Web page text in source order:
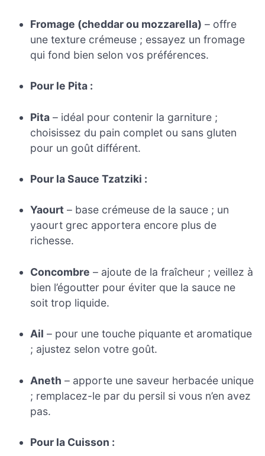
Fromage (cheddar ou mozzarella) – offre
une texture crémeuse ; essayez un fromage
qui fond bien selon vos préférences.
Pour le Pita :
Pita – idéal pour contenir la garniture ;
choisissez du pain complet ou sans gluten
pour un goût différent.
Pour la Sauce Tzatziki :
Yaourt – base crémeuse de la sauce ; un
yaourt grec apportera encore plus de
richesse.
Concombre – ajoute de la fraîcheur ; veillez à
bien l’égoutter pour éviter que la sauce ne
soit trop liquide.
Ail – pour une touche piquante et aromatique
; ajustez selon votre goût.
Aneth – apporte une saveur herbacée unique
; remplacez-le par du persil si vous n’en avez
pas.
Pour la Cuisson :